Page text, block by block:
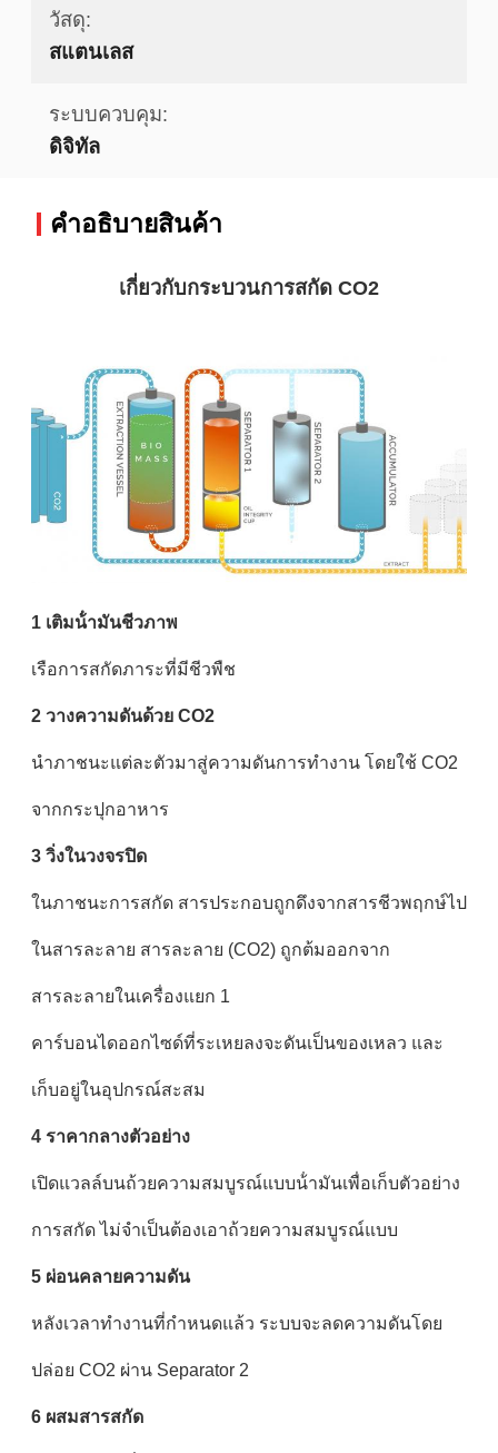
วัสดุ:
สแตนเลส
ระบบควบคุม:
ดิจิทัล
คําอธิบายสินค้า
เกี่ยวกับกระบวนการสกัด CO2
1 เติมน้ํามันชีวภาพ
เรือการสกัดภาระที่มีชีวพืช
2 วางความดันด้วย CO2
นําภาชนะแต่ละตัวมาสู่ความดันการทํางาน โดยใช้ CO2
จากกระปุกอาหาร
3 วิ่งในวงจรปิด
ในภาชนะการสกัด สารประกอบถูกดึงจากสารชีวพฤกษ์ไป
ในสารละลาย สารละลาย (CO2) ถูกต้มออกจาก
สารละลายในเครื่องแยก 1
คาร์บอนไดออกไซด์ที่ระเหยลงจะดันเป็นของเหลว และ
เก็บอยู่ในอุปกรณ์สะสม
4 ราคากลางตัวอย่าง
เปิดแวลล์บนถ้วยความสมบูรณ์แบบน้ํามันเพื่อเก็บตัวอย่าง
การสกัด ไม่จําเป็นต้องเอาถ้วยความสมบูรณ์แบบ
5 ผ่อนคลายความดัน
หลังเวลาทํางานที่กําหนดแล้ว ระบบจะลดความดันโดย
ปล่อย CO2 ผ่าน Separator 2
6 ผสมสารสกัด